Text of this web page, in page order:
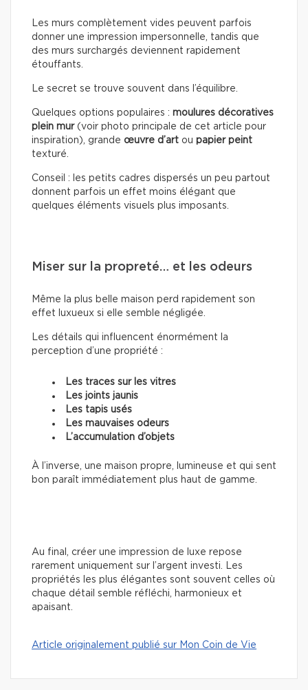
Les murs complètement vides peuvent parfois
donner une impression impersonnelle, tandis que
des murs surchargés deviennent rapidement
étouffants.
Le secret se trouve souvent dans l’équilibre.
Quelques options populaires : moulures décoratives
plein mur (voir photo principale de cet article pour
inspiration), grande œuvre d’art ou papier peint
texturé.
Conseil : les petits cadres dispersés un peu partout
donnent parfois un effet moins élégant que
quelques éléments visuels plus imposants.
Miser sur la propreté… et les odeurs
Même la plus belle maison perd rapidement son
effet luxueux si elle semble négligée.
Les détails qui influencent énormément la
perception d’une propriété :
Les traces sur les vitres
Les joints jaunis
Les tapis usés
Les mauvaises odeurs
L’accumulation d’objets
À l’inverse, une maison propre, lumineuse et qui sent
bon paraît immédiatement plus haut de gamme.
Au final, créer une impression de luxe repose
rarement uniquement sur l’argent investi. Les
propriétés les plus élégantes sont souvent celles où
chaque détail semble réfléchi, harmonieux et
apaisant.
Article originalement publié sur Mon Coin de Vie